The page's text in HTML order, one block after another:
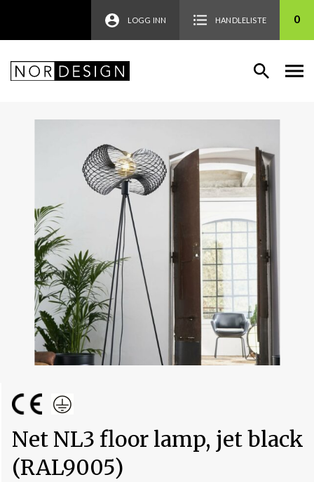
LOGG INN HANDLELISTE 0
Net NL3 floor lamp, jet black
(RAL9005)